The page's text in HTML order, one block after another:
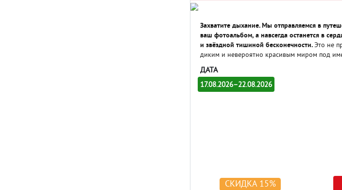
Захватите дыхание. Мы отправляемся в
ваш фотоальбом, а навсегда останется в
и звёздной тишиной бесконечности.Это не
диким и невероятно красивым миром под
ДАТА
17.08.2026–22.08.2026
СКИДКА 15%